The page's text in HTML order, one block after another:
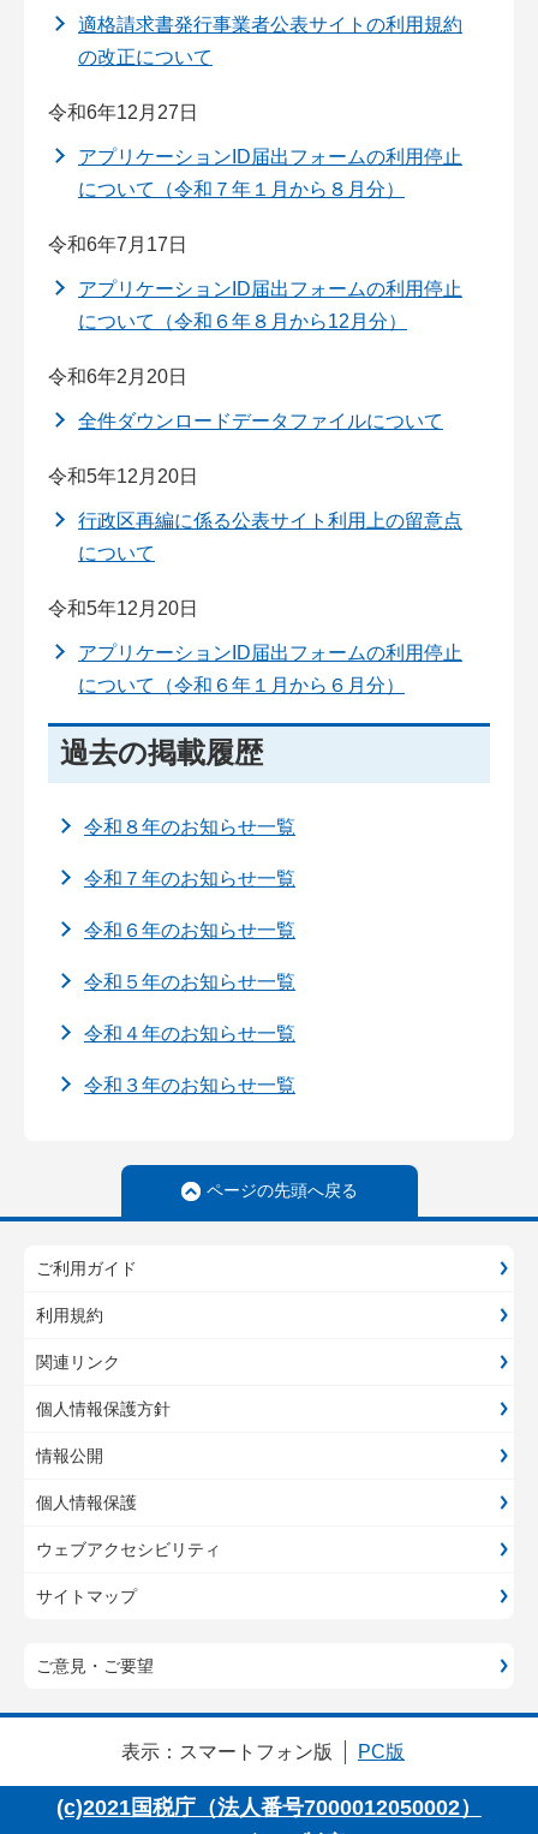
適格請求書発行事業者公表サイトの利用規約
の改正について
令和6年12月27日
アプリケーションID届出フォームの利用停止
について（令和７年１月から８月分）
令和6年7月17日
アプリケーションID届出フォームの利用停止
について（令和６年８月から12月分）
令和6年2月20日
全件ダウンロードデータファイルについて
令和5年12月20日
行政区再編に係る公表サイト利用上の留意点
について
令和5年12月20日
アプリケーションID届出フォームの利用停止
について（令和６年１月から６月分）
過去の掲載履歴
令和８年のお知らせ一覧
令和７年のお知らせ一覧
令和６年のお知らせ一覧
令和５年のお知らせ一覧
令和４年のお知らせ一覧
令和３年のお知らせ一覧
ページの先頭へ戻る
ご利用ガイド
利用規約
関連リンク
個人情報保護方針
情報公開
個人情報保護
ウェブアクセシビリティ
サイトマップ
ご意見・ご要望
表示： スマートフォン版 PC版
(c)2021国税庁（法人番号7000012050002）